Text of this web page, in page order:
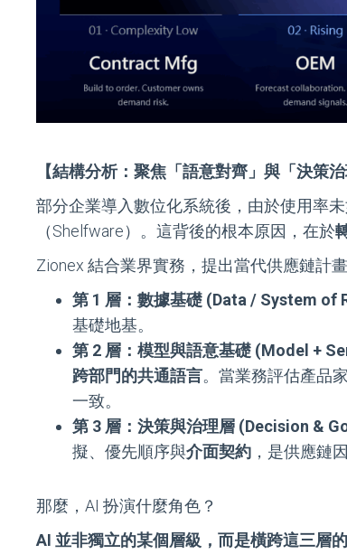
【結構分析：聚焦「語意對齊」與「決策
部分企業導入數位化系統後，由於使用率
（Shelfware）。這背後的根本原因，在於
Zionex 結合業界實務，提出當代供應鏈計
第 1 層：數據基礎 (Data / System of
基礎地基。
第 2 層：模型與語意基礎 (Model +
跨部門的共通語言。當業務評估產品
一致。
第 3 層：決策與治理層 (Decision &
擬、優先順序與介面契約 ，是供應鏈
那麼，AI 扮演什麼角色？
AI 並非獨立的某個層級，而是橫跨這三層